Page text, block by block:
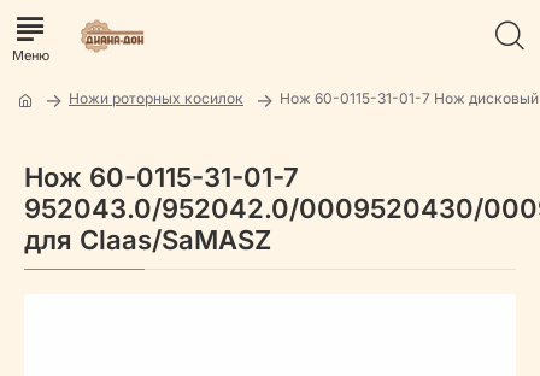
Ножи роторных косилок Нож 60-0115-31-01-7 Нож
Нож 60-0115-31-01-7
952043.0/952042.0/0009520430/
для Claas/SaMASZ